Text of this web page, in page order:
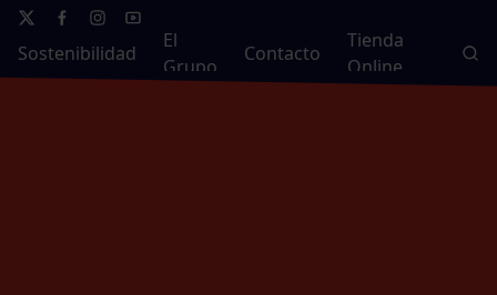
Sostenibilidad
El
Grupo
Contacto
Tienda
Online